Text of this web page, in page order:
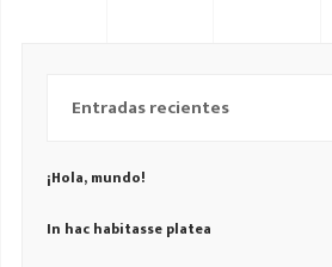
Entradas recientes
¡Hola, mundo!
In hac habitasse platea